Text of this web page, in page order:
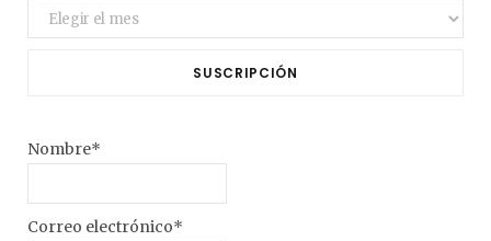
Archivo
SUSCRIPCIÓN
Nombre*
Correo electrónico*